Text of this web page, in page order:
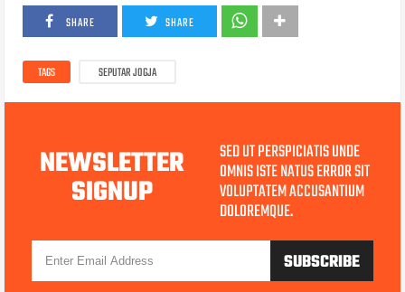
SHARE SHARE
TAGS SEPUTAR JOGJA
NEWSLETTER
SIGNUP
SED UT PERSPICIATIS UNDE
OMNIS ISTE NATUS ERROR SIT
VOLUPTATEM ACCUSANTIUM
DOLOREMQUE.